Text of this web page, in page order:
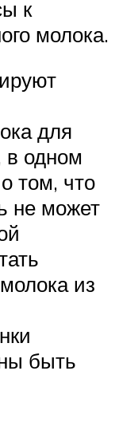
к
молока.
для
в одном
том, что
не может
из
быть